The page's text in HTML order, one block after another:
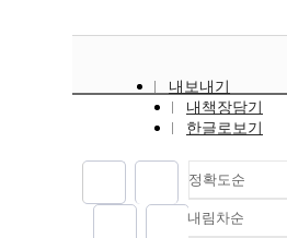
내보내기
내책장담기
한글로보기
정확도순
정확도
내림차순